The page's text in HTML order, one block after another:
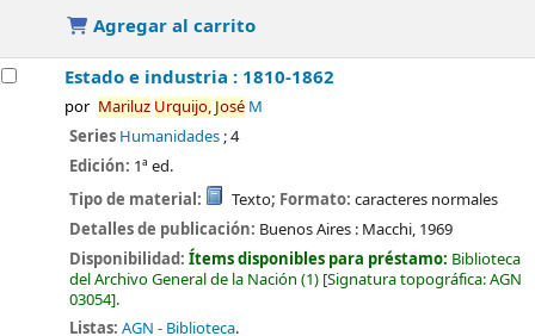
Agregar al carrito
Estado e industria : 1810-1862
por Mariluz Urquijo, JoséM
Series Humanidades; 4
Edición: 1ª ed.
Tipo de material:
Texto; Formato: caracteres normales
Detalles de publicación: Buenos Aires : Macchi, 1969
Disponibilidad:Ítems disponibles para préstamo: Biblioteca
del Archivo General de la Nación (1) Signatura topográfica:AGN
03054 .
Listas: AGN - Biblioteca.